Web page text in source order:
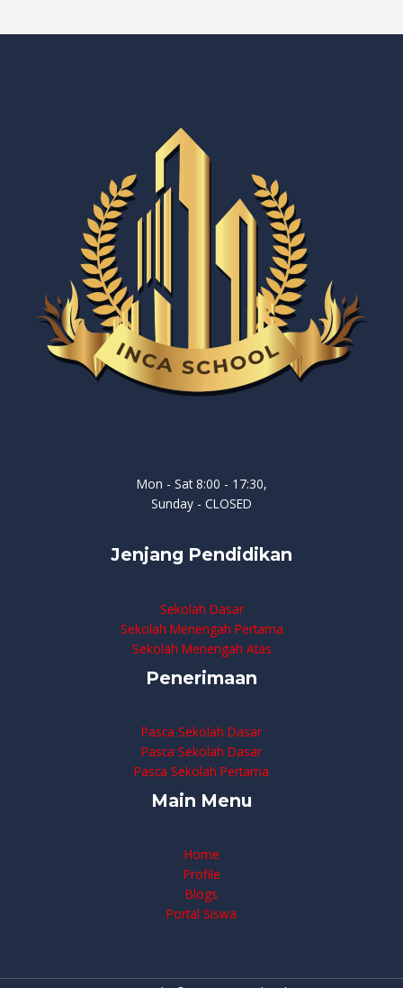
Mon - Sat 8:00 - 17:30,
Sunday - CLOSED
Jenjang Pendidikan
Sekolah Dasar
Sekolah Menengah Pertama
Sekolah Menengah Atas
Penerimaan
Pasca Sekolah Dasar
Pasca Sekolah Dasar
Pasca Sekolah Pertama
Main Menu
Home
Profile
Blogs
Portal Siswa